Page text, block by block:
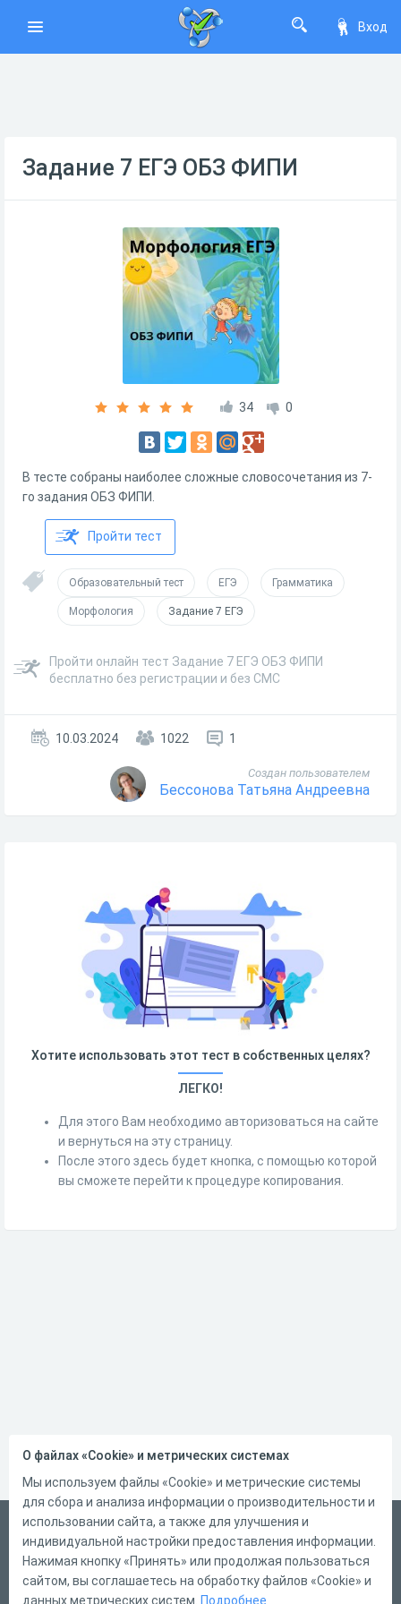
Вход
Задание 7 ЕГЭ ОБЗ ФИПИ
34 0
В тесте собраны наиболее сложные словосочетания из 7-
го задания ОБЗ ФИПИ.
Пройти тест
Образовательный тест ЕГЭ Грамматика
Морфология Задание 7 ЕГЭ
Пройти онлайн тест Задание 7 ЕГЭ ОБЗ ФИПИ
бесплатно без регистрации и без СМС
10.03.2024 1022 1
Создан пользователем
Бессонова Татьяна Андреевна
Хотите использовать этот тест в собственных целях?
ЛЕГКО!
Для этого Вам необходимо авторизоваться на сайте
и вернуться на эту страницу.
После этого здесь будет кнопка, с помощью которой
вы сможете перейти к процедуре копирования.
Русский
Справка
Форма обратной связи
О файлах «Cookie» и метрических системах
Мы используем файлы «Cookie» и метрические системы
для сбора и анализа информации о производительности и
использовании сайта, а также для улучшения и
индивидуальной настройки предоставления информации.
Нажимая кнопку «Принять» или продолжая пользоваться
сайтом, вы соглашаетесь на обработку файлов «Cookie» и
данных метрических систем. Подробнее